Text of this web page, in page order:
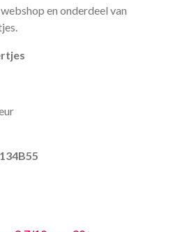
en onderdeel van